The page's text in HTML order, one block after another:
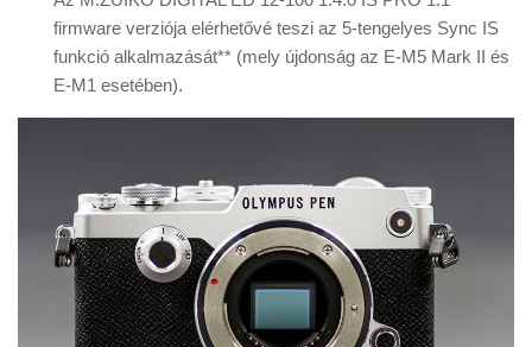
firmware verziója elérhetővé teszi az 5-tengelyes Sync IS
funkció alkalmazását** (mely újdonság az E-M5 Mark II és
E-M1 esetében).